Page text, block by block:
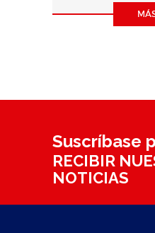
Suscríbase
RECIBIR
NOTICIAS